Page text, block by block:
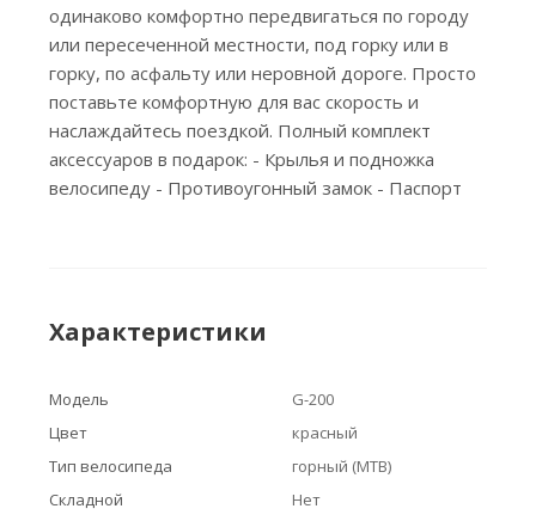
одинаково комфортно передвигаться по городу
или пересеченной местности, под горку или в
горку, по асфальту или неровной дороге. Просто
поставьте комфортную для вас скорость и
наслаждайтесь поездкой. Полный комплект
аксессуаров в подарок: - Крылья и подножка
велосипеду - Противоугонный замок - Паспорт
Характеристики
Модель
G-200
Цвет
красный
Тип велосипеда
горный (MTB)
Складной
Нет